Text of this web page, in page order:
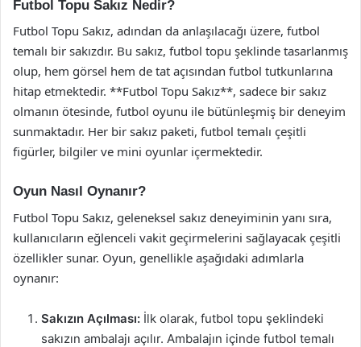
Futbol Topu Sakız Nedir?
Futbol Topu Sakız, adından da anlaşılacağı üzere, futbol
temalı bir sakızdır. Bu sakız, futbol topu şeklinde tasarlanmış
olup, hem görsel hem de tat açısından futbol tutkunlarına
hitap etmektedir. **Futbol Topu Sakız**, sadece bir sakız
olmanın ötesinde, futbol oyunu ile bütünleşmiş bir deneyim
sunmaktadır. Her bir sakız paketi, futbol temalı çeşitli
figürler, bilgiler ve mini oyunlar içermektedir.
Oyun Nasıl Oynanır?
Futbol Topu Sakız, geleneksel sakız deneyiminin yanı sıra,
kullanıcıların eğlenceli vakit geçirmelerini sağlayacak çeşitli
özellikler sunar. Oyun, genellikle aşağıdaki adımlarla
oynanır:
Sakızın Açılması: İlk olarak, futbol topu şeklindeki
sakızın ambalajı açılır. Ambalajın içinde futbol temalı